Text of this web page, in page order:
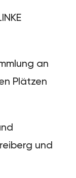
an
Plätzen
und